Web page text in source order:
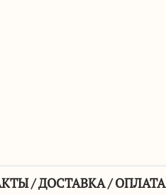
/ ДОСТАВКА / ОПЛАТА